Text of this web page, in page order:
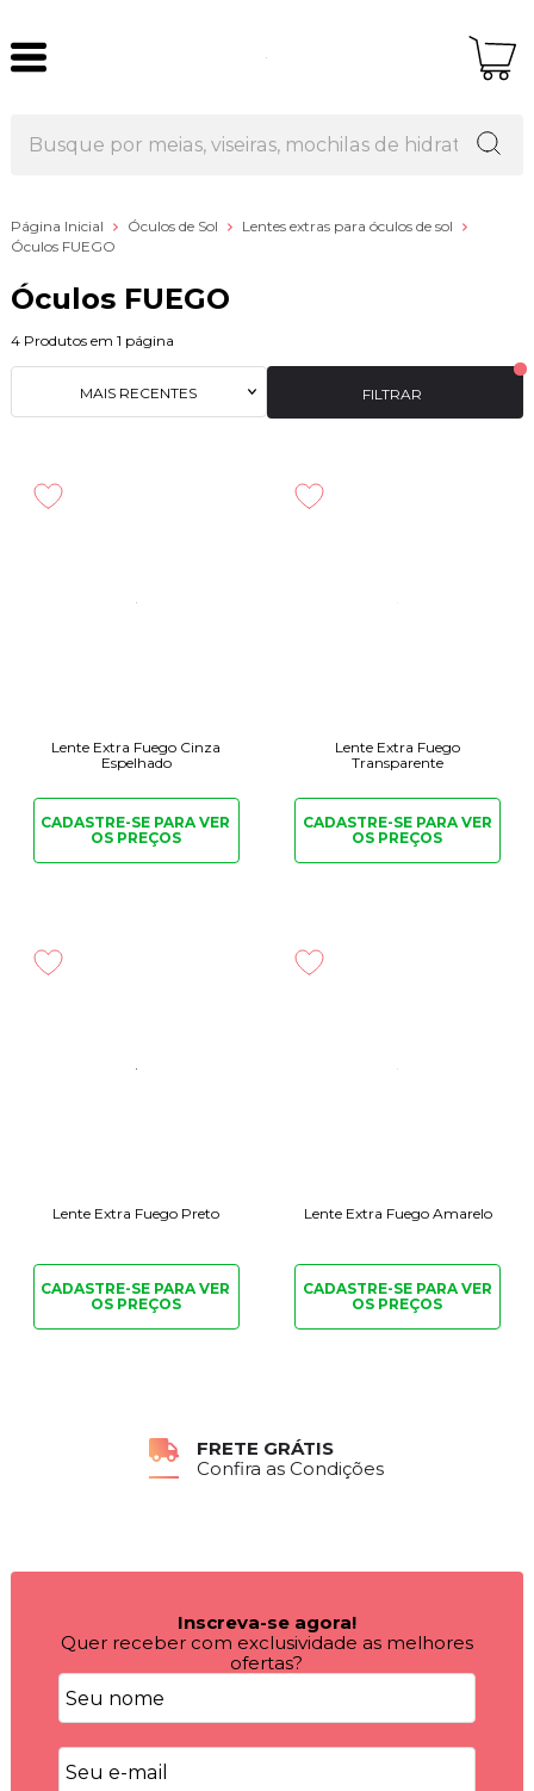
Página Inicial Óculos de Sol
Lentes extras para óculos de sol
Óculos FUEGO
Óculos FUEGO
4 Produtos em 1 página
FILTRAR
MAIS RECENTES
Lente Extra Fuego Cinza
Espelhado
CADASTRE-SE PARAVER
OS PREÇOS
Lente Extra Fuego
Transparente
CADASTRE-SE PARAVER
OS PREÇOS
Lente Extra Fuego Preto
CADASTRE-SE PARAVER
OS PREÇOS
Lente Extra Fuego Amarelo
CADASTRE-SE PARAVER
OS PREÇOS
FRETE GRÁTIS
Confira as Condições
Inscreva-se agora!
Quer receber com exclusividade as melhores
ofertas?